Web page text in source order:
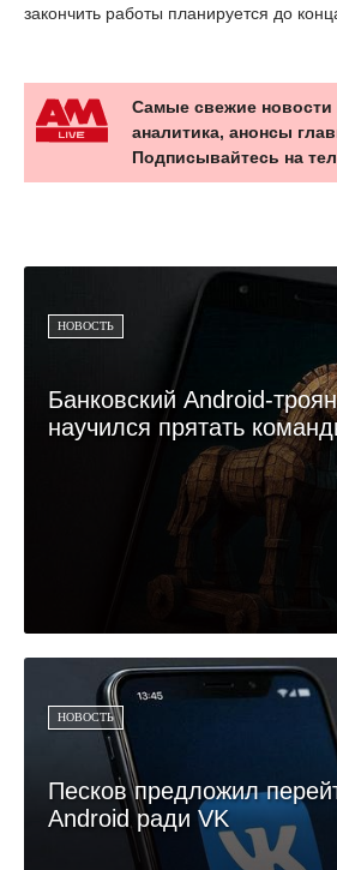
закончить работы планируется до
Самые свежие
аналитика, анонсы
Подписывайтесь на
НОВОСТЬ
Банковский Android-
научился прятать
НОВОСТЬ
Песков предложил
Android ради VK